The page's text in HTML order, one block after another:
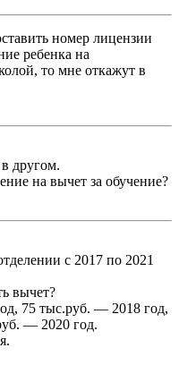
номер лицензии
ребенка на
то мне откажут в
другом.
на вычет за обучение?
с 2017 по 2021
вычет?
75 тыс.руб. — 2018 год,
— 2020 год.